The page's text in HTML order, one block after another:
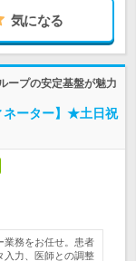
気になる
ープの安定基盤が魅力
ネーター】★土日祝
業務をお任せ。患者
入力、医師との調整